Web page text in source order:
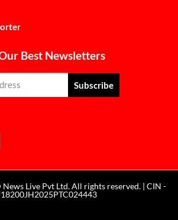
Best Newsletters
Subscribe
News Live Pvt Ltd. All rights reserved. | CIN -